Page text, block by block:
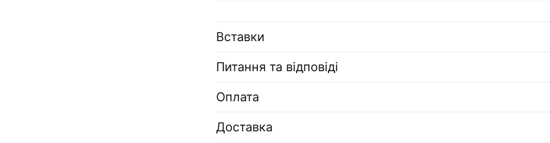
Вставки
Питання та відповіді
Оплата
Доставка